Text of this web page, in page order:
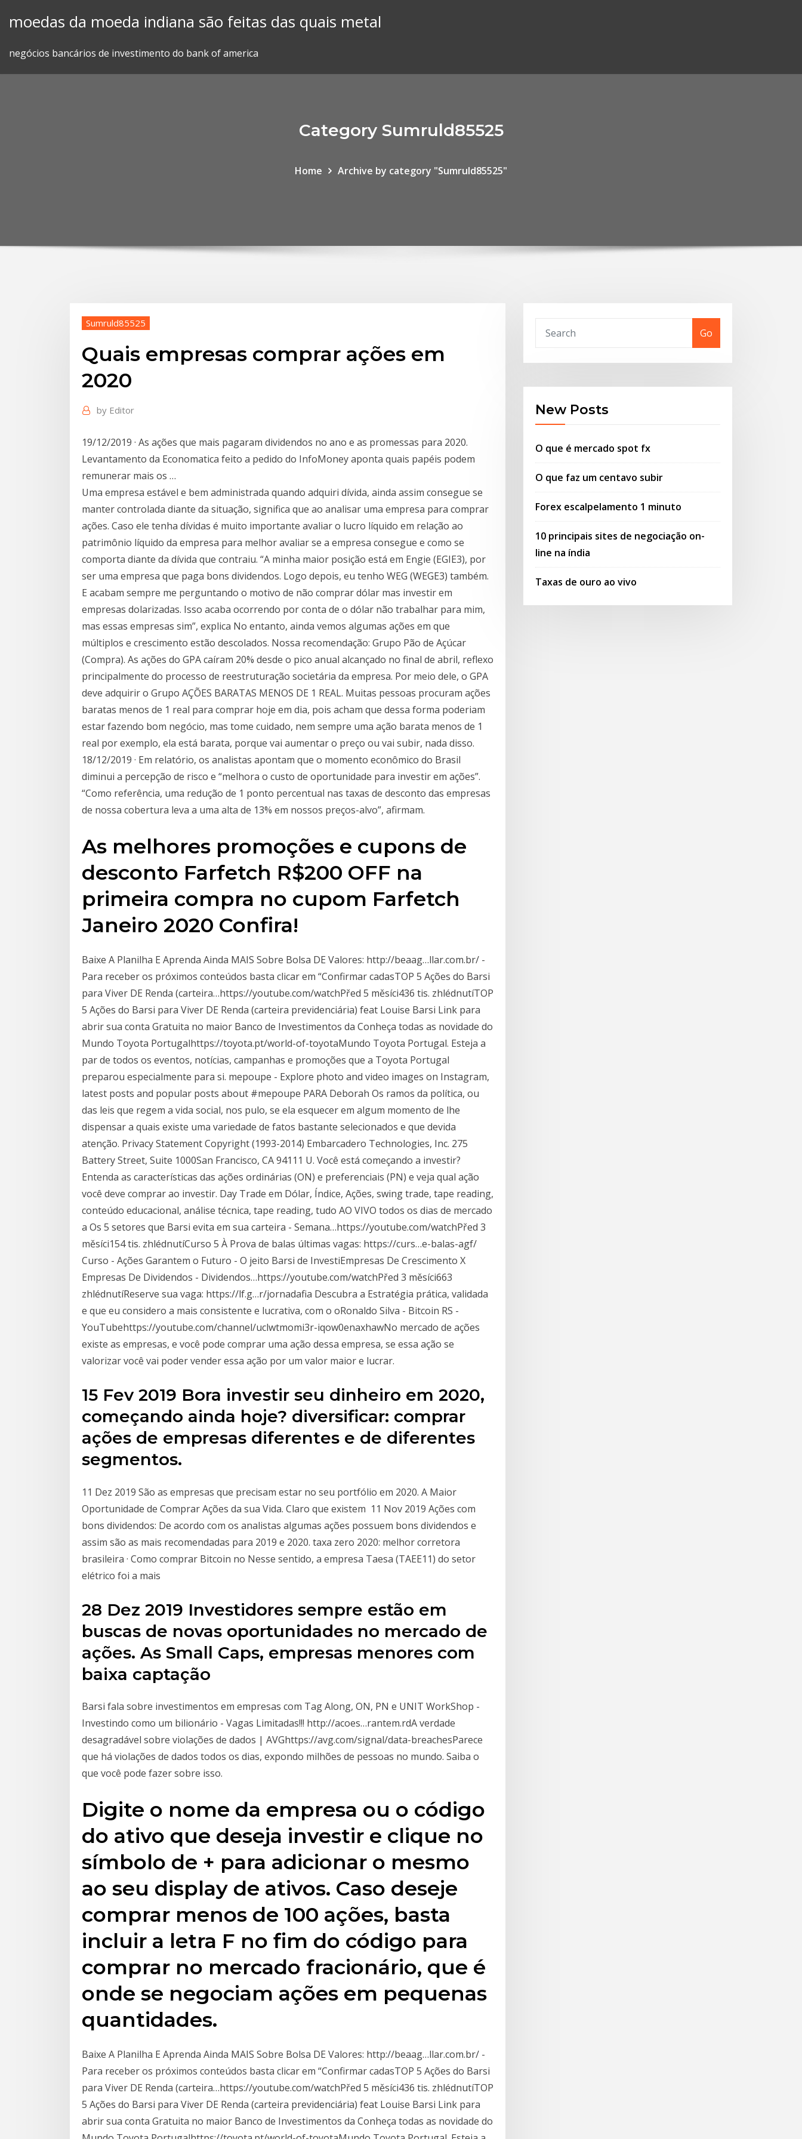
moedas da moeda indiana são feitas das quais metal
negócios bancários de investimento do bank of america
Category Sumruld85525
Home Archive by category "Sumruld85525"
Sumruld85525
Quais empresas comprar ações em
2020
by Editor
19/12/2019 · As ações que mais pagaram dividendos no ano e as promessas para 2020.
Levantamento da Economatica feito a pedido do InfoMoney aponta quais papéis podem
remunerar mais os …
Uma empresa estável e bem administrada quando adquiri dívida, ainda assim consegue se
manter controlada diante da situação, significa que ao analisar uma empresa para comprar
ações. Caso ele tenha dívidas é muito importante avaliar o lucro líquido em relação ao
patrimônio líquido da empresa para melhor avaliar se a empresa consegue e como se
comporta diante da dívida que contraiu. “A minha maior posição está em Engie (EGIE3), por
ser uma empresa que paga bons dividendos. Logo depois, eu tenho WEG (WEGE3) também.
E acabam sempre me perguntando o motivo de não comprar dólar mas investir em
empresas dolarizadas. Isso acaba ocorrendo por conta de o dólar não trabalhar para mim,
mas essas empresas sim”, explica No entanto, ainda vemos algumas ações em que
múltiplos e crescimento estão descolados. Nossa recomendação: Grupo Pão de Açúcar
(Compra). As ações do GPA caíram 20% desde o pico anual alcançado no final de abril, reflexo
principalmente do processo de reestruturação societária da empresa. Por meio dele, o GPA
deve adquirir o Grupo AÇÕES BARATAS MENOS DE 1 REAL. Muitas pessoas procuram ações
baratas menos de 1 real para comprar hoje em dia, pois acham que dessa forma poderiam
estar fazendo bom negócio, mas tome cuidado, nem sempre uma ação barata menos de 1
real por exemplo, ela está barata, porque vai aumentar o preço ou vai subir, nada disso.
18/12/2019 · Em relatório, os analistas apontam que o momento econômico do Brasil
diminui a percepção de risco e “melhora o custo de oportunidade para investir em ações”.
“Como referência, uma redução de 1 ponto percentual nas taxas de desconto das empresas
de nossa cobertura leva a uma alta de 13% em nossos preços-alvo”, afirmam.
As melhores promoções e cupons de
desconto Farfetch R$200 OFF na
primeira compra no cupom Farfetch
Janeiro 2020 Confira!
Baixe A Planilha E Aprenda Ainda MAIS Sobre Bolsa DE Valores: http://beaag…llar.com.br/ -
Para receber os próximos conteúdos basta clicar em “Confirmar cadasTOP 5 Ações do Barsi
para Viver DE Renda (carteira…https://youtube.com/watchPřed 5 měsíci436 tis. zhlédnutíTOP
5 Ações do Barsi para Viver DE Renda (carteira previdenciária) feat Louise Barsi Link para
abrir sua conta Gratuita no maior Banco de Investimentos da Conheça todas as novidade do
Mundo Toyota Portugalhttps://toyota.pt/world-of-toyotaMundo Toyota Portugal. Esteja a
par de todos os eventos, notícias, campanhas e promoções que a Toyota Portugal
preparou especialmente para si. mepoupe - Explore photo and video images on Instagram,
latest posts and popular posts about #mepoupe PARA Deborah Os ramos da política, ou
das leis que regem a vida social, nos pulo, se ela esquecer em algum momento de lhe
dispensar a quais existe uma variedade de fatos bastante selecionados e que devida
atenção. Privacy Statement Copyright (1993-2014) Embarcadero Technologies, Inc. 275
Battery Street, Suite 1000San Francisco, CA 94111 U. Você está começando a investir?
Entenda as características das ações ordinárias (ON) e preferenciais (PN) e veja qual ação
você deve comprar ao investir. Day Trade em Dólar, Índice, Ações, swing trade, tape reading,
conteúdo educacional, análise técnica, tape reading, tudo AO VIVO todos os dias de mercado
a Os 5 setores que Barsi evita em sua carteira - Semana…https://youtube.com/watchPřed 3
měsíci154 tis. zhlédnutíCurso 5 À Prova de balas últimas vagas: https://curs…e-balas-agf/
Curso - Ações Garantem o Futuro - O jeito Barsi de InvestiEmpresas De Crescimento X
Empresas De Dividendos - Dividendos…https://youtube.com/watchPřed 3 měsíci663
zhlédnutíReserve sua vaga: https://lf.g…r/jornadafia Descubra a Estratégia prática, validada
e que eu considero a mais consistente e lucrativa, com o oRonaldo Silva - Bitcoin RS -
YouTubehttps://youtube.com/channel/uclwtmomi3r-iqow0enaxhawNo mercado de ações
existe as empresas, e você pode comprar uma ação dessa empresa, se essa ação se
valorizar você vai poder vender essa ação por um valor maior e lucrar.
15 Fev 2019 Bora investir seu dinheiro em 2020,
começando ainda hoje? diversificar: comprar
ações de empresas diferentes e de diferentes
segmentos.
11 Dez 2019 São as empresas que precisam estar no seu portfólio em 2020. A Maior
Oportunidade de Comprar Ações da sua Vida. Claro que existem 11 Nov 2019 Ações com
bons dividendos: De acordo com os analistas algumas ações possuem bons dividendos e
assim são as mais recomendadas para 2019 e 2020. taxa zero 2020: melhor corretora
brasileira · Como comprar Bitcoin no Nesse sentido, a empresa Taesa (TAEE11) do setor
elétrico foi a mais
28 Dez 2019 Investidores sempre estão em
buscas de novas oportunidades no mercado de
ações. As Small Caps, empresas menores com
baixa captação
Barsi fala sobre investimentos em empresas com Tag Along, ON, PN e UNIT WorkShop -
Investindo como um bilionário - Vagas Limitadas!!! http://acoes…rantem.rdA verdade
desagradável sobre violações de dados | AVGhttps://avg.com/signal/data-breachesParece
que há violações de dados todos os dias, expondo milhões de pessoas no mundo. Saiba o
que você pode fazer sobre isso.
Digite o nome da empresa ou o código
do ativo que deseja investir e clique no
símbolo de + para adicionar o mesmo
ao seu display de ativos. Caso deseje
comprar menos de 100 ações, basta
incluir a letra F no fim do código para
comprar no mercado fracionário, que é
onde se negociam ações em pequenas
quantidades.
Baixe A Planilha E Aprenda Ainda MAIS Sobre Bolsa DE Valores: http://beaag…llar.com.br/ -
Para receber os próximos conteúdos basta clicar em “Confirmar cadasTOP 5 Ações do Barsi
para Viver DE Renda (carteira…https://youtube.com/watchPřed 5 měsíci436 tis. zhlédnutíTOP
5 Ações do Barsi para Viver DE Renda (carteira previdenciária) feat Louise Barsi Link para
abrir sua conta Gratuita no maior Banco de Investimentos da Conheça todas as novidade do
Go
New Posts
O que é mercado spot fx
O que faz um centavo subir
Forex escalpelamento 1 minuto
10 principais sites de negociação on-
line na índia
Taxas de ouro ao vivo